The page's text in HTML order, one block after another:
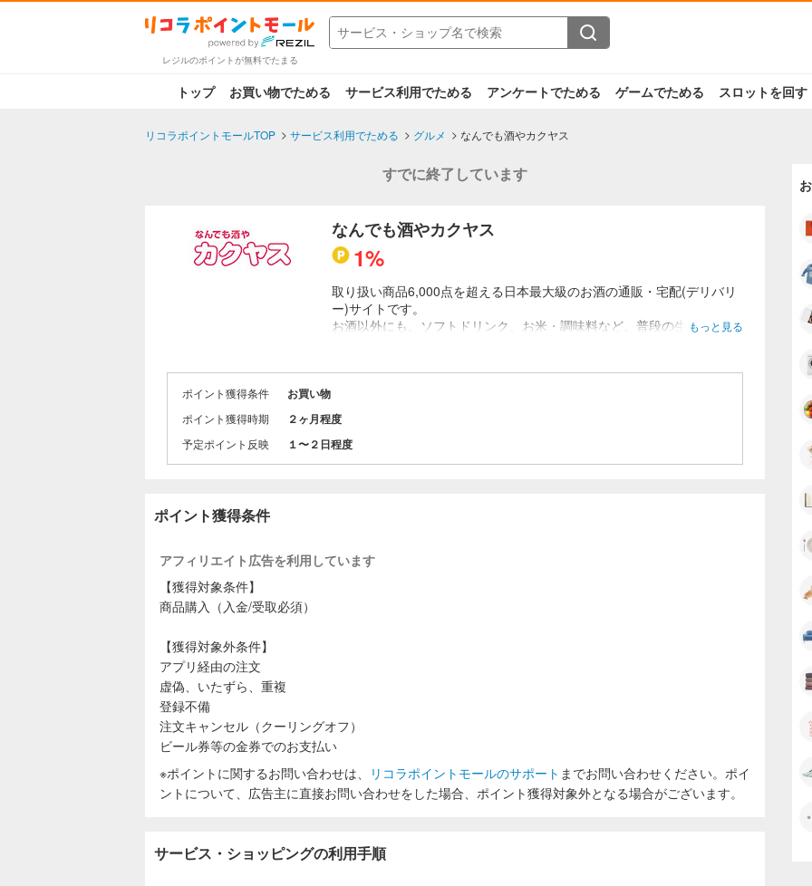
レジルのポイントが無料でたまる
トップ お買い物でためる サービス利用でためる アンケートでためる ゲームでためる スロットを回す
リコラポイントモールTOP サービス利用でためる グルメ なんでも酒やカクヤス
すでに終了しています
なんでも酒やカクヤス
1%
取り扱い商品6,000点を超える日本最大級のお酒の通販・宅配(デリバリ
ー)サイトです。
お酒以外にも、ソフトドリンク、お米・調味料など、普段の生活に欠か
包装・のしも無料にて承ります。カクヤス店舗からのお届けエリアな
また、BBQスポットなどの屋外や会社などに冷やしたビールのお届けも
できます。(東京23区全域・大阪・神奈川・埼玉の一部地域)
全国へ宅配便でのお届けは税込2,500円以上で送料無料となります。
もっと見る
ポイント獲得条件 お買い物
ポイント獲得時期 ２ヶ月程度
予定ポイント反映 １〜２日程度
ポイント獲得条件
アフィリエイト広告を利用しています
【獲得対象条件】
商品購入（入金/受取必須）
【獲得対象外条件】
アプリ経由の注文
虚偽、いたずら、重複
登録不備
注文キャンセル（クーリングオフ）
ビール券等の金券でのお支払い
※ポイントに関するお問い合わせは、
リコラポイントモールのサポート までお問い合わせください。ポイ
ントについて、広告主に直接お問い合わせをした場合、ポイント獲得対象外となる場合がございます。
サービス・ショッピングの利用手順